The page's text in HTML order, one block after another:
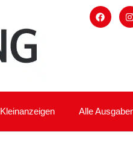
Kleinanzeigen Alle